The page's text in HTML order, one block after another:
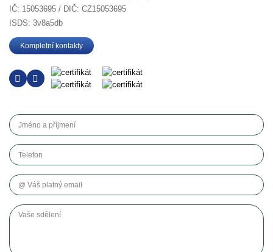
IČ: 15053695 / DIČ: CZ15053695
ISDS: 3v8a5db
Kompletní kontakty
Jméno a příjmení
Telefon
Váš platný email
Vaše sdělení